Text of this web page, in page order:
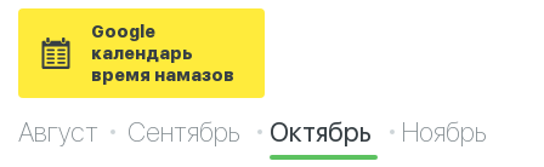
Google
календарь
время намазов
Август Сентябрь Октябрь Ноябрь